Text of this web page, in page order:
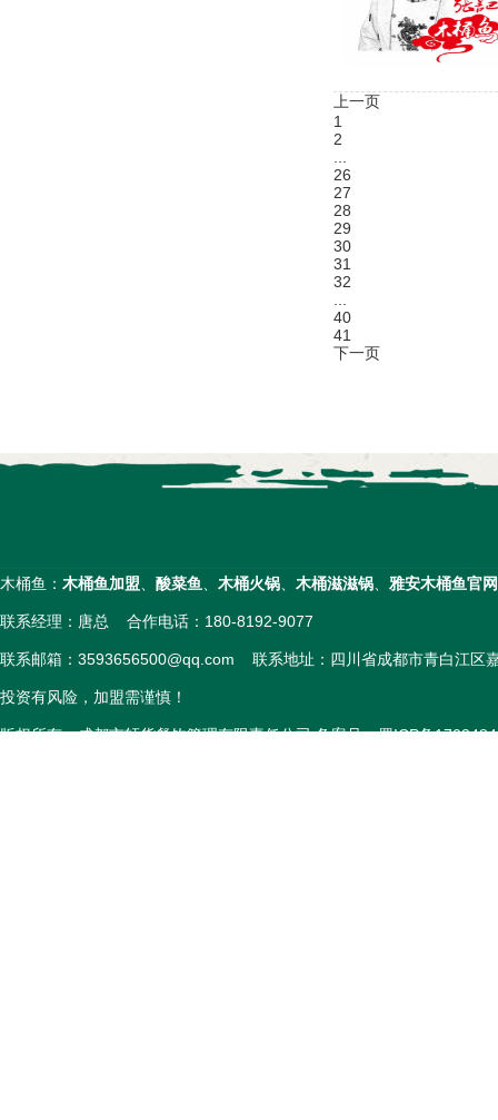
上一页
1
2
26
27
28
29
30
31
32
40
41
下一页
木桶鱼： 木桶鱼加盟 酸菜鱼 木桶火锅 木桶滋滋锅 雅安木桶鱼官网
联系经理：唐总 合作电话：180-8192-9077
联系邮箱：3593656500@qq.com 联系地址：四川省成都市青白江区
投资有风险，加盟需谨慎！
版权所有：成都市轩货餐饮管理有限责任公司 备案号：蜀ICP备